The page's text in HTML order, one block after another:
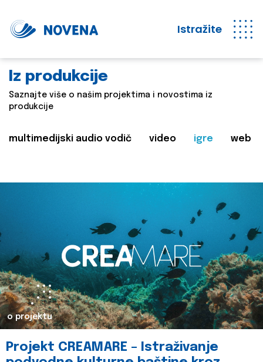
Istražite
Iz produkcije
Saznajte više o našim projektima i novostima iz
produkcije
multimedijski audio vodič video igre web
o projektu
Projekt CREAMARE – Istraživanje